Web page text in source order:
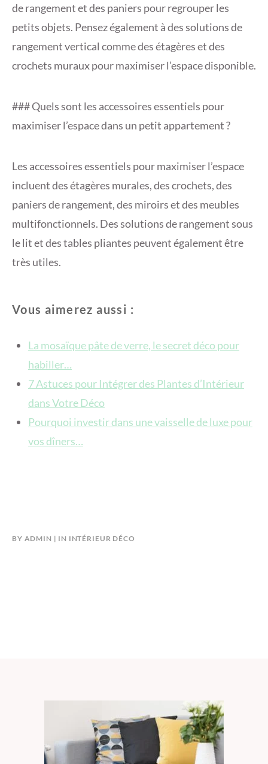
de rangement et des paniers pour regrouper les
petits objets. Pensez également à des solutions de
rangement vertical comme des étagères et des
crochets muraux pour maximiser l’espace disponible.
### Quels sont les accessoires essentiels pour
maximiser l’espace dans un petit appartement ?
Les accessoires essentiels pour maximiser l’espace
incluent des étagères murales, des crochets, des
paniers de rangement, des miroirs et des meubles
multifonctionnels. Des solutions de rangement sous
le lit et des tables pliantes peuvent également être
très utiles.
Vous aimerez aussi :
La mosaïque pâte de verre, le secret déco pour
habiller…
7 Astuces pour Intégrer des Plantes d’Intérieur
dans Votre Déco
Pourquoi investir dans une vaisselle de luxe pour
vos dîners…
BY ADMIN IN INTÉRIEUR DÉCO